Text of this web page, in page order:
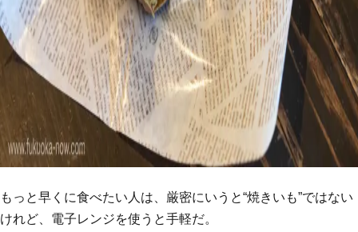
もっと早くに食べたい人は、厳密にいうと“焼きいも”ではない
けれど、電子レンジを使うと手軽だ。